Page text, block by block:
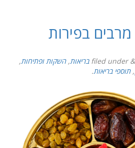
בפירות
&
filed under בריאות,השקות ופתיחות,
,תוספי בריאות.